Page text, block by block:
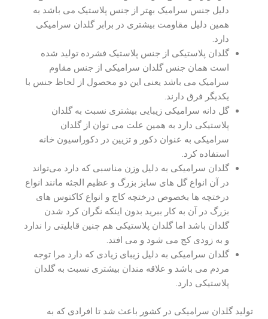
دلیل جنس سرامیک بهتر از جنس پلاستیک می باشد به
همین دلیل مقاومت بیشتری در برابر گلدان سرامیکی
دارد.
گلدان پلاستیکی از جنس پلاستیک فشرده تولید شده
است همان جنس گلدان سرامیکی از جنس مقاوم
سرامیک می باشد یعنی این دو محصول از لحاظ جنس با
یکدیگر فرق دارند.
گل دانه سرامیکی زیبایی بیشتری نسبت به گلدان
پلاستیکی دارد به همین علت می توان از گلدان
سرامیکی به عنوان دکور و تزیین در دکوراسیون خانه
استفاده کرد.
گلدان سرامیکی به دلیل وزن مناسبی که دارد می‌تواند
در آن انواع گل های سایز بزرگ و عظیم الجثه مانند انواع
درختچه ها بخصوص درختچه کاج و انواع کاکتوس های
بزرگ در آن به کار ببرید بدون اینکه نگران کرد شدن
گلدان باشد اما گلدان پلاستیکی هم چنین قابلیتی را ندارد
و به زودی کج می شود و می افتد.
گلدان سرامیکی به دلیل زیبای زیادی که دارد مرا توجه
مردم می باشد و علاقه مندان بیشتری نسبت به گلدان
پلاستیکی دارد.
تولید گلدان سرامیکی در کشور باعث شد تا افرادی که به